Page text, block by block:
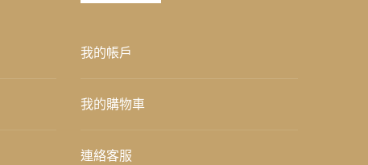
我的帳戶
我的購物車
連絡客服